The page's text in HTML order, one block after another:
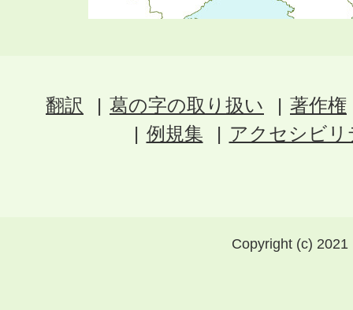
翻訳 葛の字の取り扱い
著作権
例規集
アクセシビ
Copyright (c)